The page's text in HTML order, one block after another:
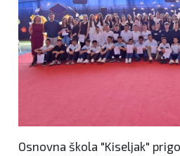
Osnovna škola "Kiseljak"